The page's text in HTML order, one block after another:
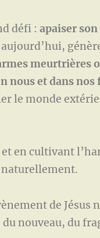
défi :apaiser son
meurtrières
nouset dans nos
le monde
cultivant
naturellement.
de Jésus
nouveau, du